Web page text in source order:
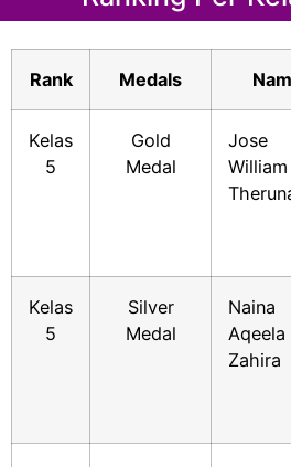
Rank Medals
Kelas
5
Gold
Medal
Jose
William
Kelas
5
Silver
Medal
Naina
Aqeela
Zahira